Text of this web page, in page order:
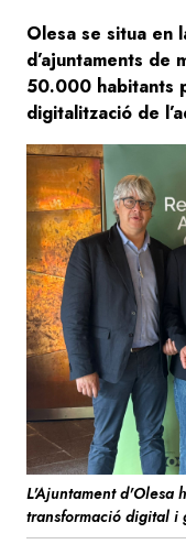
Olesa se situa en
d’ajuntaments de
50.000 habitants
digitalització de
Image
L'Ajuntament d'Olesa
transformació digital i